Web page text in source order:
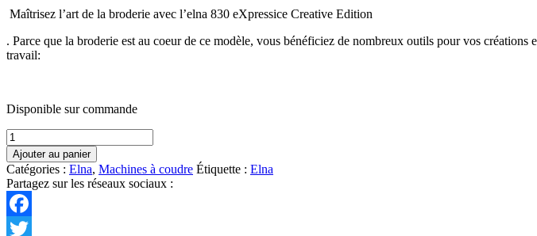
Maîtrisez l’art de la broderie avec l’elna 830 eXpressice Creative Edition
. Parce que la broderie est au coeur de ce modèle, vous bénéficiez de nombreux outils pour vos
travail:
Disponible sur commande
quantité
de
Elna
830
eXpressive
Creative
Edition
Ajouter au panier
Catégories : Elna, Machines à coudre Étiquette : Elna
Partagez sur les réseaux sociaux :
Facebook